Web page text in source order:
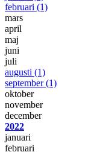
februari (1)
mars
april
maj
juni
juli
augusti (1)
september(1)
oktober
november
december
2022
januari
februari